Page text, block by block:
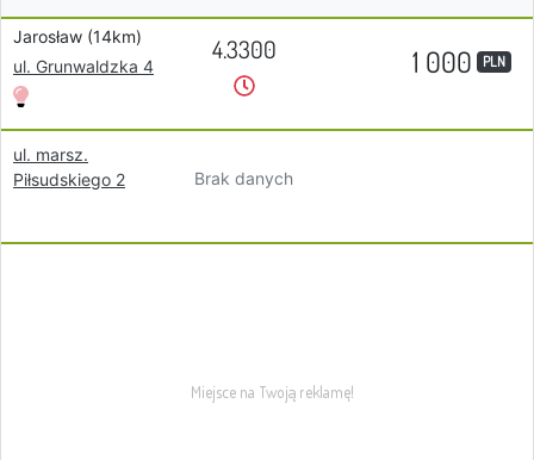
Jarosław (14km)
ul. Grunwaldzka 4
4.3300 1 000 PLN
ul. marsz.
Piłsudskiego 2
Brak danych